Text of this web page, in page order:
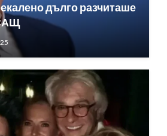
дълго разчиташе